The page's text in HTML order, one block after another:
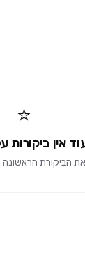
⭐
אין ביקורות
עליו — תקבלי קופון